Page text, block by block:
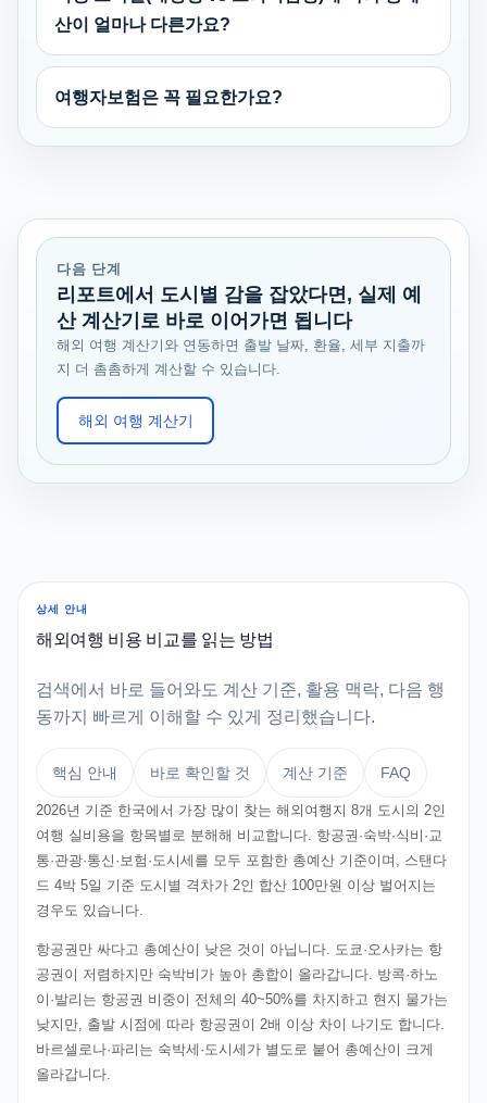
산이 얼마나 다른가요?
여행자보험은 꼭 필요한가요?
다음 단계
리포트에서 도시별 감을 잡았다면, 실제 예
산 계산기로 바로 이어가면 됩니다
해외 여행 계산기와 연동하면 출발 날짜, 환율, 세부 지출까
지 더 촘촘하게 계산할 수 있습니다.
해외 여행 계산기
상세 안내
해외여행 비용 비교를 읽는 방법
검색에서 바로 들어와도 계산 기준, 활용 맥락, 다음 행
동까지 빠르게 이해할 수 있게 정리했습니다.
핵심 안내 바로 확인할 것 계산 기준 FAQ
2026년 기준 한국에서 가장 많이 찾는 해외여행지 8개 도시의 2인
여행 실비용을 항목별로 분해해 비교합니다. 항공권·숙박·식비·교
통·관광·통신·보험·도시세를 모두 포함한 총예산 기준이며, 스탠다
드 4박 5일 기준 도시별 격차가 2인 합산 100만원 이상 벌어지는
경우도 있습니다.
항공권만 싸다고 총예산이 낮은 것이 아닙니다. 도쿄·오사카는 항
공권이 저렴하지만 숙박비가 높아 총합이 올라갑니다. 방콕·하노
이·발리는 항공권 비중이 전체의 40~50%를 차지하고 현지 물가는
낮지만, 출발 시점에 따라 항공권이 2배 이상 차이 나기도 합니다.
바르셀로나·파리는 숙박세·도시세가 별도로 붙어 총예산이 크게
올라갑니다.